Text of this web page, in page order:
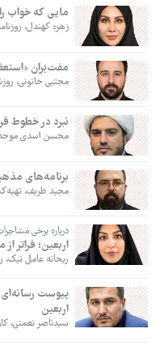
مایی که خواب
زهره کهندل،
مفت‌بَران
مجتبی خاتونی،
نبرد در خطوط
محسن اسدی موحد،
برنامه‌های
مجید ظریف،
درباره برخی
اربعین؛ فراتر از
ریحانه عامل نیک،
پیوست رسانه‌ای
اربعین
سیدناصر نعمتی،